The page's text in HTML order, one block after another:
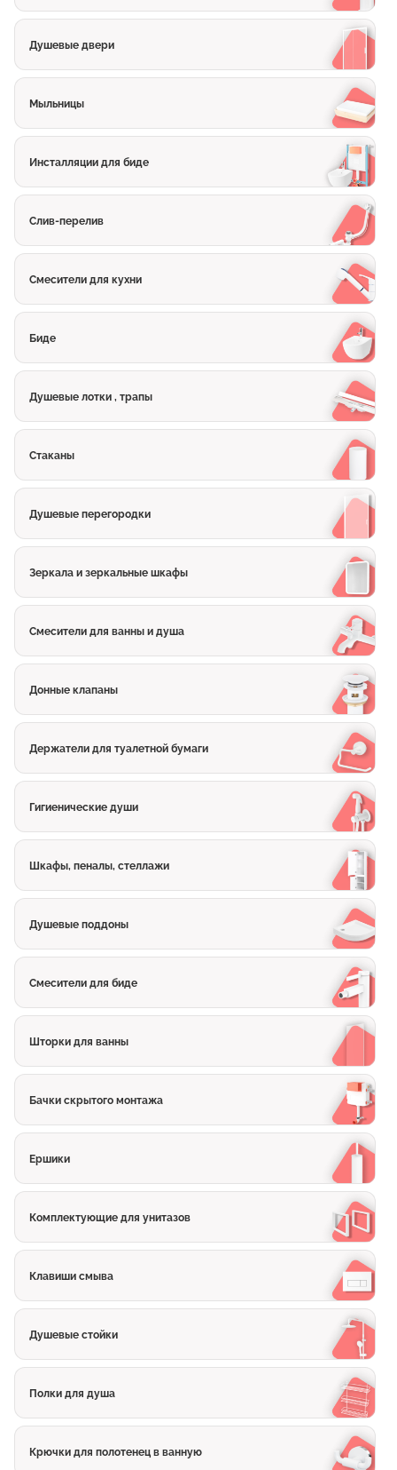
Душевые двери
Мыльницы
Инсталляции для биде
Слив-перелив
Смесители для кухни
Биде
Душевые лотки , трапы
Стаканы
Душевые перегородки
Зеркала и зеркальные шкафы
Смесители для ванны и душа
Донные клапаны
Держатели для туалетной бумаги
Гигиенические души
Шкафы, пеналы, стеллажи
Душевые поддоны
Смесители для биде
Шторки для ванны
Бачки скрытого монтажа
Ершики
Комплектующие для унитазов
Клавиши смыва
Душевые стойки
Полки для душа
Крючки для полотенец в ванную